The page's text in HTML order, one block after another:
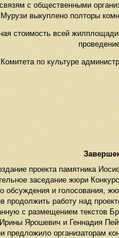
с общественными
Мурузи выкуплено полторы
стоимость всей
по культуре
проекта памятника
заседание жюри
обсуждения и голосования,
продолжить работу над
с размещением текстов
Ярошевич и Геннадия
организаторам